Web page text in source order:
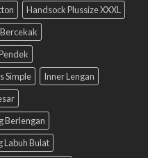
Handsock Plussize XXXL
Simple
Inner Lengan
Berlengan
Labuh Bulat